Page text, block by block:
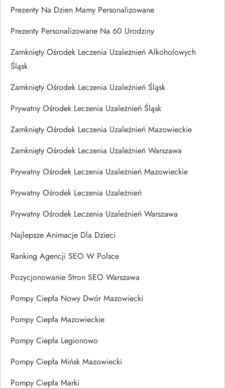
Prezenty Na Dzien Mamy Personalizowane
Prezenty Personalizowane Na 60 Urodziny
Zamknięty Ośrodek Leczenia Uzależnień Alkoholowych
Śląsk
Zamknięty Ośrodek Leczenia Uzależnień Śląsk
Prywatny Ośrodek Leczenia Uzależnień Śląsk
Zamknięty Ośrodek Leczenia Uzależnień Mazowieckie
Zamknięty Ośrodek Leczenia Uzależnień Warszawa
Prywatny Ośrodek Leczenia Uzależnień Mazowieckie
Prywatny Ośrodek Leczenia Uzależnień
Prywatny Ośrodek Leczenia Uzależnień Warszawa
Najlepsze Animacje Dla Dzieci
Ranking Agencji SEO W Polsce
Pozycjonowanie Stron SEO Warszawa
Pompy Ciepła Nowy Dwór Mazowiecki
Pompy Ciepła Mazowieckie
Pompy Ciepła Legionowo
Pompy Ciepła Mińsk Mazowiecki
Pompy Ciepła Marki